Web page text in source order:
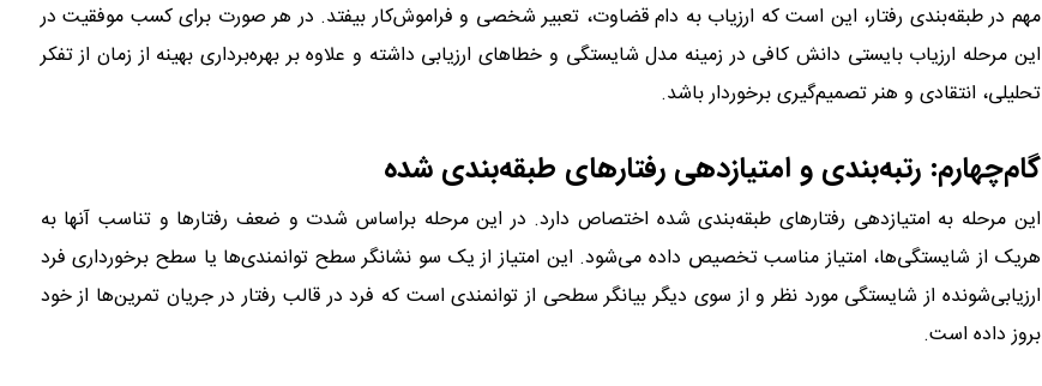
مهم در طبقه‌بندی رفتار، این است که ارزیاب به دام قضاوت، تعبیر شخصی و فراموش‌کار بیفتد. در هر صورت برای کسب موفقیت در
این مرحله ارزیاب بایستی دانش کافی در زمینه مدل شایستگی و خطاهای ارزیابی داشته و علاوه بر بهره‌برداری بهینه از زمان از تفکر
تحلیلی، انتقادی و هنر تصمیم‌گیری برخوردار باشد.
گام‌چهارم: رتبه‌بندی و امتیازدهی رفتارهای طبقه‌بندی شده
این مرحله به امتیازدهی رفتارهای طبقه‌بندی شده اختصاص دارد. در این مرحله براساس شدت و ضعف رفتارها و تناسب آنها به
هریک از شایستگی‌ها، امتیاز مناسب تخصیص داده می‌شود. این امتیاز از یک سو نشانگر سطح توانمندی‌ها یا سطح برخورداری فرد
ارزیابی‌شونده از شایستگی مورد نظر و از سوی دیگر بیانگر سطحی از توانمندی است که فرد در قالب رفتار در جریان تمرین‌ها از خود
بروز داده است.